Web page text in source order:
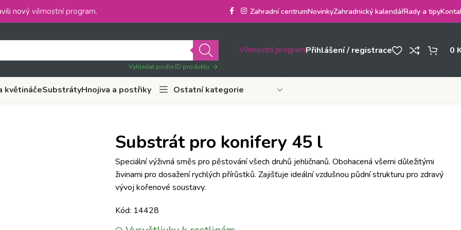
nový věrnostní program. Zahradní centrumNovinkyZahradnický kalendářRady a tipy
Vyhledat podle ID produktu
Věrnostní programPřihlášení / registrace 0
květináčeSubstrátyHnojiva a postřiky Ostatní kategorie
Substrát pro konifery 45 l
Speciální výživná směs pro pěstování všech druhů jehličnanů. Obohacená všemi důležitými
živinami pro dosažení rychlých přírůstků. Zajišťuje ideální vzdušnou půdní strukturu pro zdravý
vývoj kořenové soustavy.
Kód: 14428